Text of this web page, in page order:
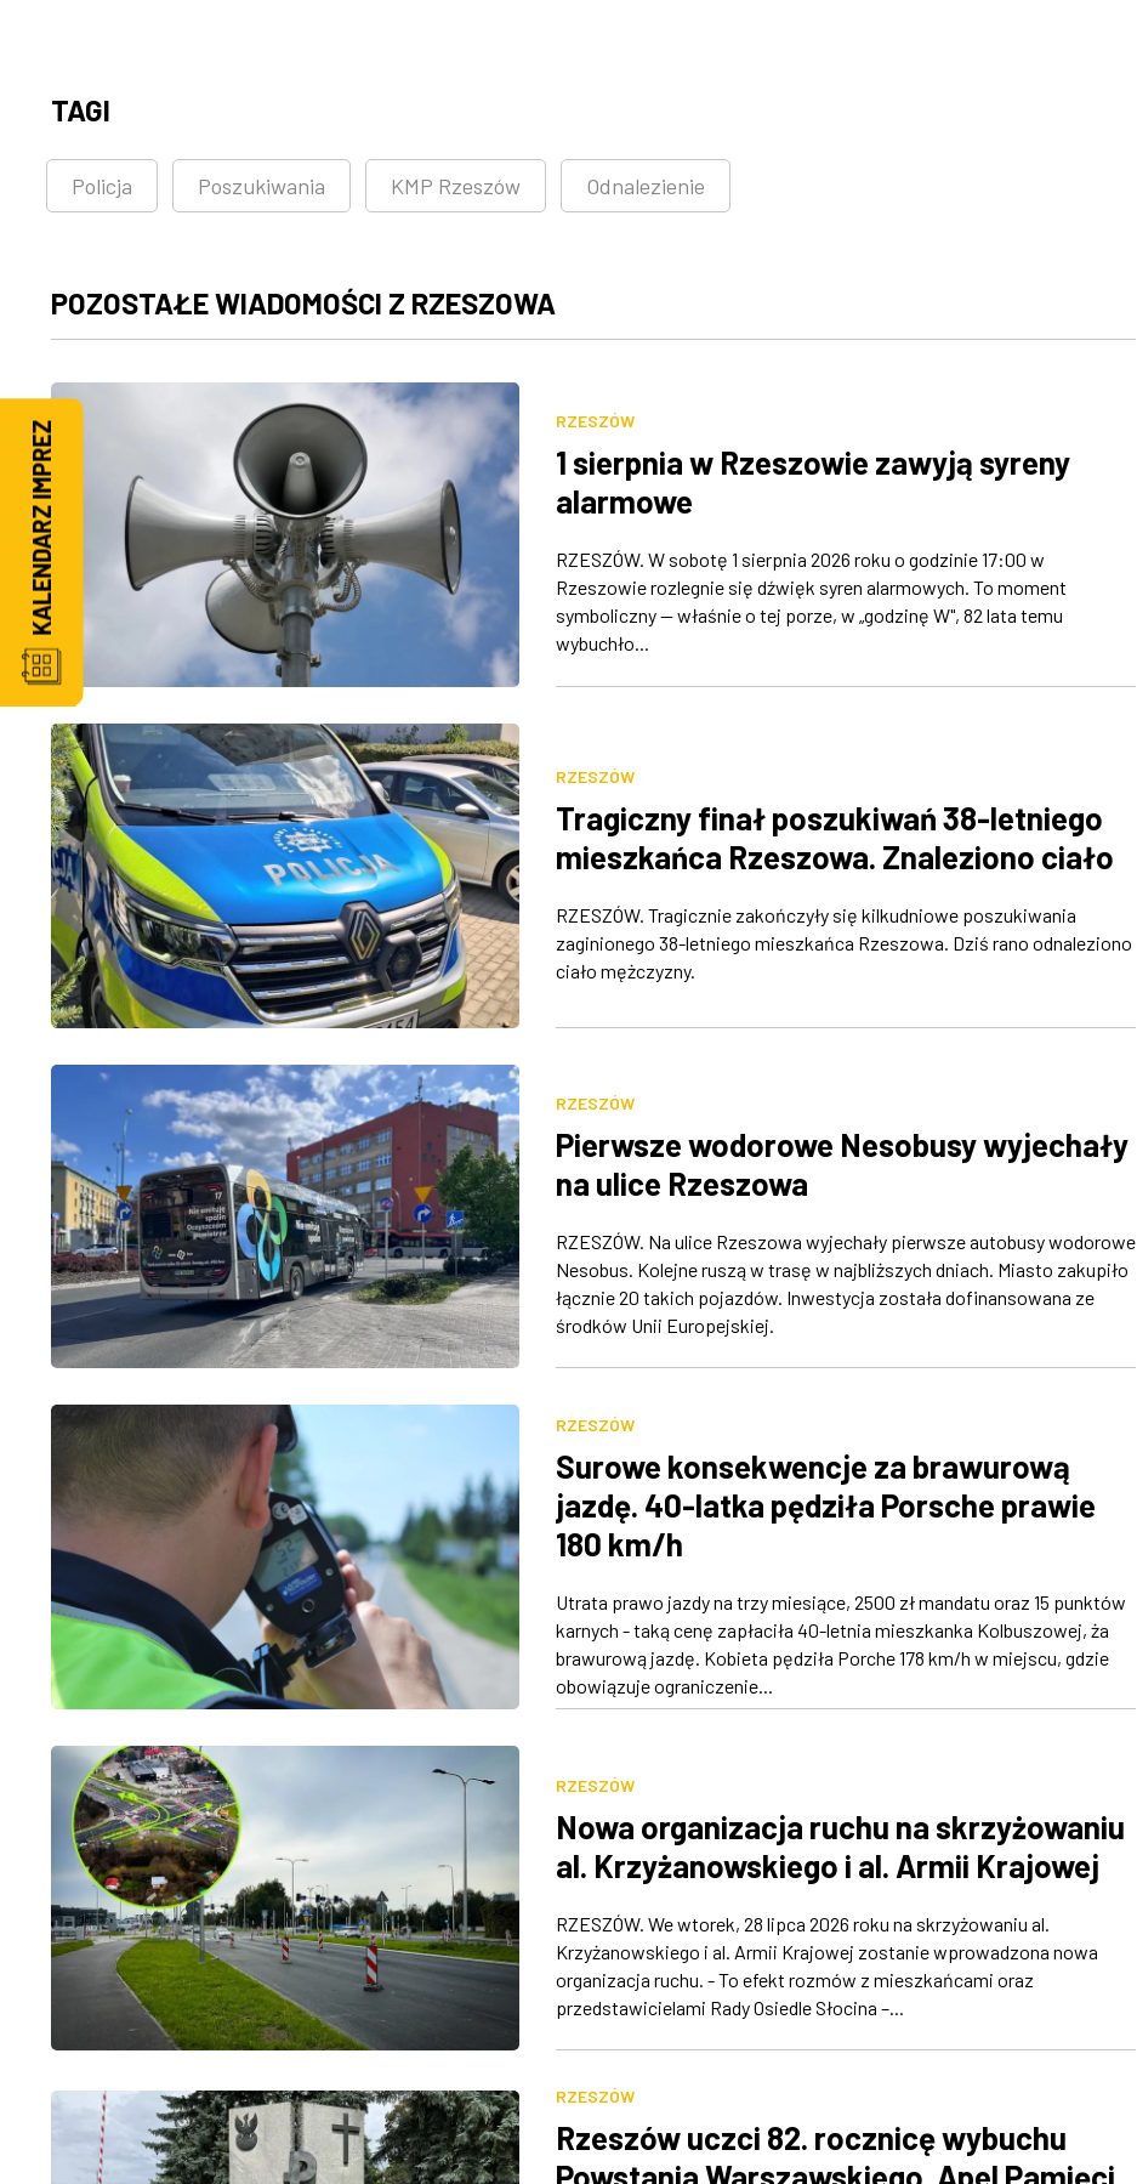
TAGI
Policja Poszukiwania KMP Rzeszów Odnalezienie
POZOSTAŁE WIADOMOŚCI Z RZESZOWA
RZESZÓW
1 sierpnia w Rzeszowie zawyją syreny
alarmowe
RZESZÓW. W sobotę 1 sierpnia 2026 roku o godzinie 17:00 w
Rzeszowie rozlegnie się dźwięk syren alarmowych. To moment
symboliczny — właśnie o tej porze, w „godzinę W", 82 lata temu
wybuchło...
RZESZÓW
Tragiczny finał poszukiwań 38-letniego
mieszkańca Rzeszowa. Znaleziono ciało
RZESZÓW. Tragicznie zakończyły się kilkudniowe poszukiwania
zaginionego 38-letniego mieszkańca Rzeszowa. Dziś rano odnaleziono
ciało mężczyzny.
RZESZÓW
Pierwsze wodorowe Nesobusy wyjechały
na ulice Rzeszowa
RZESZÓW. Na ulice Rzeszowa wyjechały pierwsze autobusy wodorowe
Nesobus. Kolejne ruszą w trasę w najbliższych dniach. Miasto zakupiło
łącznie 20 takich pojazdów. Inwestycja została dofinansowana ze
środków Unii Europejskiej.
RZESZÓW
Surowe konsekwencje za brawurową
jazdę. 40-latka pędziła Porsche prawie
180 km/h
Utrata prawo jazdy na trzy miesiące, 2500 zł mandatu oraz 15 punktów
karnych - taką cenę zapłaciła 40-letnia mieszkanka Kolbuszowej, ża
brawurową jazdę. Kobieta pędziła Porche 178 km/h w miejscu, gdzie
obowiązuje ograniczenie...
RZESZÓW
Nowa organizacja ruchu na skrzyżowaniu
al. Krzyżanowskiego i al. Armii Krajowej
RZESZÓW. We wtorek, 28 lipca 2026 roku na skrzyżowaniu al.
Krzyżanowskiego i al. Armii Krajowej zostanie wprowadzona nowa
organizacja ruchu. - To efekt rozmów z mieszkańcami oraz
przedstawicielami Rady Osiedle Słocina –...
RZESZÓW
Rzeszów uczci 82. rocznicę wybuchu
Powstania Warszawskiego. Apel Pamięci,
KALENDARZ IMPREZ